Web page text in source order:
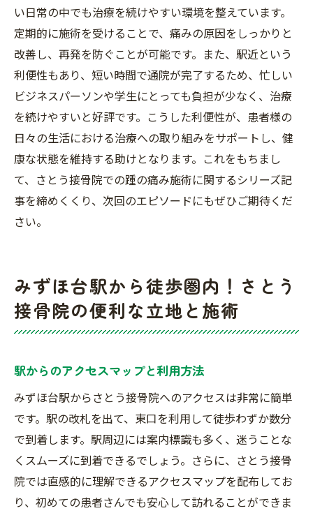
い日常の中でも治療を続けやすい環境を整えています。
定期的に施術を受けることで、痛みの原因をしっかりと
改善し、再発を防ぐことが可能です。また、駅近という
利便性もあり、短い時間で通院が完了するため、忙しい
ビジネスパーソンや学生にとっても負担が少なく、治療
を続けやすいと好評です。こうした利便性が、患者様の
日々の生活における治療への取り組みをサポートし、健
康な状態を維持する助けとなります。これをもちまし
て、さとう接骨院での踵の痛み施術に関するシリーズ記
事を締めくくり、次回のエピソードにもぜひご期待くだ
さい。
みずほ台駅から徒歩圏内！さとう
接骨院の便利な立地と施術
駅からのアクセスマップと利用方法
みずほ台駅からさとう接骨院へのアクセスは非常に簡単
です。駅の改札を出て、東口を利用して徒歩わずか数分
で到着します。駅周辺には案内標識も多く、迷うことな
くスムーズに到着できるでしょう。さらに、さとう接骨
院では直感的に理解できるアクセスマップを配布してお
り、初めての患者さんでも安心して訪れることができま